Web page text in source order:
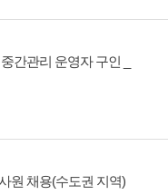
간관리 운영자 구인 _
원 채용(수도권 지역)